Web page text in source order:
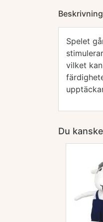
Beskrivning
Spelet
vilket
Du